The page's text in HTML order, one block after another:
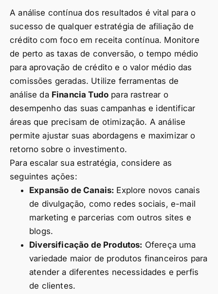
A análise contínua dos resultados é vital para o
sucesso de qualquer estratégia de afiliação de
crédito com foco em receita contínua. Monitore
de perto as taxas de conversão, o tempo médio
para aprovação de crédito e o valor médio das
comissões geradas. Utilize ferramentas de
análise da Financia Tudo para rastrear o
desempenho das suas campanhas e identificar
áreas que precisam de otimização. A análise
permite ajustar suas abordagens e maximizar o
retorno sobre o investimento.
Para escalar sua estratégia, considere as
seguintes ações:
Expansão de Canais: Explore novos canais
de divulgação, como redes sociais, e-mail
marketing e parcerias com outros sites e
blogs.
Diversificação de Produtos: Ofereça uma
variedade maior de produtos financeiros para
atender a diferentes necessidades e perfis
de clientes.